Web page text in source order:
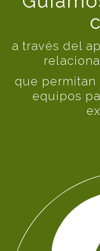
a través del
que permitan
equipos